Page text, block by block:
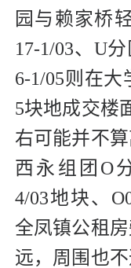
园与赖家桥
17-1/03、U
6-1/05则在
5块地成交楼
右可能并不
西永组团O
4/03地块、
全凤镇公租
远，周围也